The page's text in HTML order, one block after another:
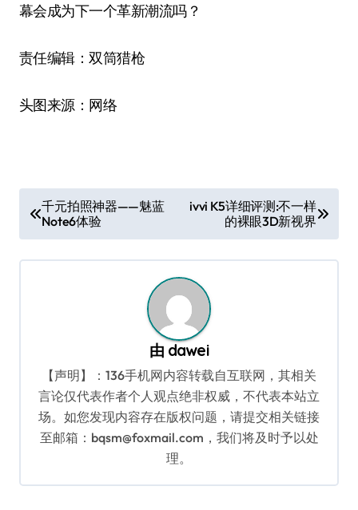
幕会成为下一个革新潮流吗？
责任编辑：双筒猎枪
头图来源：网络
章
导
千元拍照神器——魅蓝
Note6体验
ivvi K5详细评测:不一样
的裸眼3D新视界
由 dawei
【声明】：136手机网内容转载自互联网，其相关
言论仅代表作者个人观点绝非权威，不代表本站立
场。如您发现内容存在版权问题，请提交相关链接
至邮箱：bqsm@foxmail.com，我们将及时予以处
理。